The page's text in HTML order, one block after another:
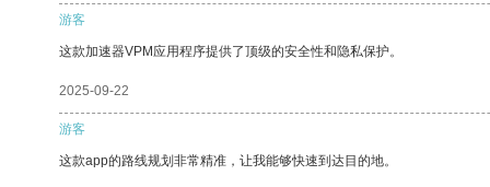
游客
这款加速器VPM应用程序提供了顶级的安全性和隐私保护。
2025-09-22
游客
这款app的路线规划非常精准，让我能够快速到达目的地。